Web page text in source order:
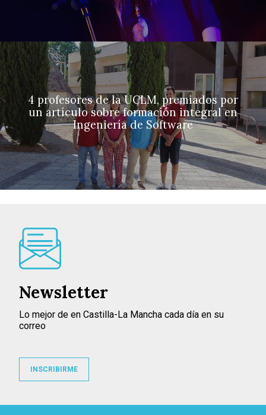
4 profesores de la UCLM, premiados por
un artículo sobre formación integral en
Ingeniería de Software
Newsletter
Lo mejor de en Castilla-La Mancha cada día en su
correo
INSCRIBIRME